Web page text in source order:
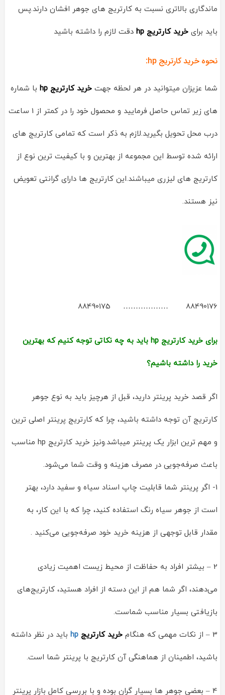
ماندگاری بالاتری نسبت به کارتریج های جوهر افشان دارند.پس
باید برای خرید کارتریج hp دقت لازم را داشته باشید
نحوه خرید کارتریج hp:
شما عزیزان میتوانید در هر لحظه جهت خرید کارتریج hp با شماره
های زیر تماس حاصل فرمایید و محصول خود را در کمتر از 1 ساعت
درب محل تحویل بگیرید.لازم به ذکر است که تمامی کارتریج های
ارائه شده توسط این مجموعه از بهترین و با کیفیت ترین نوع از
کارتریج های لیزری میباشند.این کارتریج ها دارای گرانتی تعویض
نیز هستند.
88490176 ……………… 88490175
برای خرید کارتریج hp باید به چه نکاتی توجه کنیم که بهترین
خرید را داشته باشیم؟
اگر قصد خرید پرینتر دارید، قبل از هرچیز باید به نوع جوهر
کارتریج آن توجه داشته باشید، چرا که کارتریج پرینتر اصلی ترین
و مهم ترین ابزار یک پرینتر میباشد.ونیز خرید کارتریج hp مناسب
باعث صرفه‌جویی در مصرف هزینه و وقت شما می‌شود.
1- اگر پرینتر شما قابلیت چاپ اسناد سیاه و سفید دارد، بهتر
است از جوهر سیاه رنگ استفاده کنید، چرا که با این کار، به
مقدار قابل توجهی از هزینه خرید خود صرفه‌جویی می‌کنید .
2 – بیشتر افراد به حفاظت از محیط زیست اهمیت زیادی
می‌دهند، اگر شما هم از این دسته از افراد هستید، کارتریج‌های
بازیافتی بسیار مناسب شماست.
3 – از نکات مهمی که هنگام خرید کارتریج hp باید در نظر داشته
باشید، اطمینان از هماهنگی آن کارتریج با پرینتر شما است.
4 – بعضی جوهر ها بسیار گران بوده و با بررسی کامل بازار پرینتر